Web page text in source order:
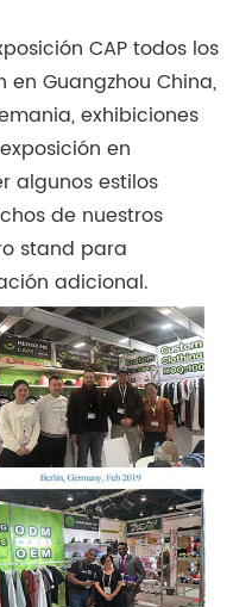
CAP todos los
Guangzhou China,
exhibiciones
en
algunos estilos
de nuestros
stand para
adicional.